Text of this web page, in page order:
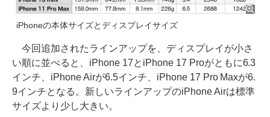
iPhoneの本体サイズとディスプレイサイズ
今回追加されたラインアップを、ディスプレイが小さ
い順に並べると、iPhone 17とiPhone 17 Proがともに6.3
インチ、iPhone Airが6.5インチ、iPhone 17 Pro Maxが6.
9インチとなる。新しいラインアップのiPhone Airは標準
サイズより少し大きい。